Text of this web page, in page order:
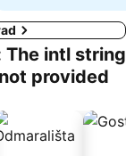
The intl string
provided